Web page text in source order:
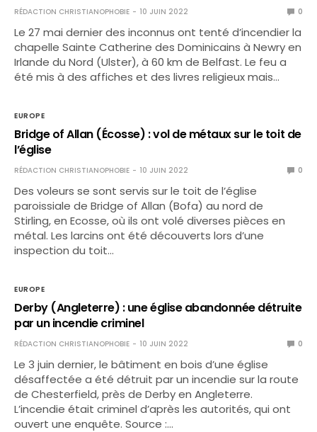
RÉDACTION CHRISTIANOPHOBIE 10 JUIN 2022 0
Le 27 mai dernier des inconnus ont tenté d’incendier la
chapelle Sainte Catherine des Dominicains à Newry en
Irlande du Nord (Ulster), à 60 km de Belfast. Le feu a
été mis à des affiches et des livres religieux mais…
EUROPE
Bridge of Allan (Écosse) : vol de métaux sur le toit de
l’église
RÉDACTION CHRISTIANOPHOBIE 10 JUIN 2022 0
Des voleurs se sont servis sur le toit de l’église
paroissiale de Bridge of Allan (Bofa) au nord de
Stirling, en Ecosse, où ils ont volé diverses pièces en
métal. Les larcins ont été découverts lors d’une
inspection du toit…
EUROPE
Derby (Angleterre) : une église abandonnée détruite
par un incendie criminel
RÉDACTION CHRISTIANOPHOBIE 10 JUIN 2022 0
Le 3 juin dernier, le bâtiment en bois d’une église
désaffectée a été détruit par un incendie sur la route
de Chesterfield, près de Derby en Angleterre.
L’incendie était criminel d’après les autorités, qui ont
ouvert une enquête. Source :…